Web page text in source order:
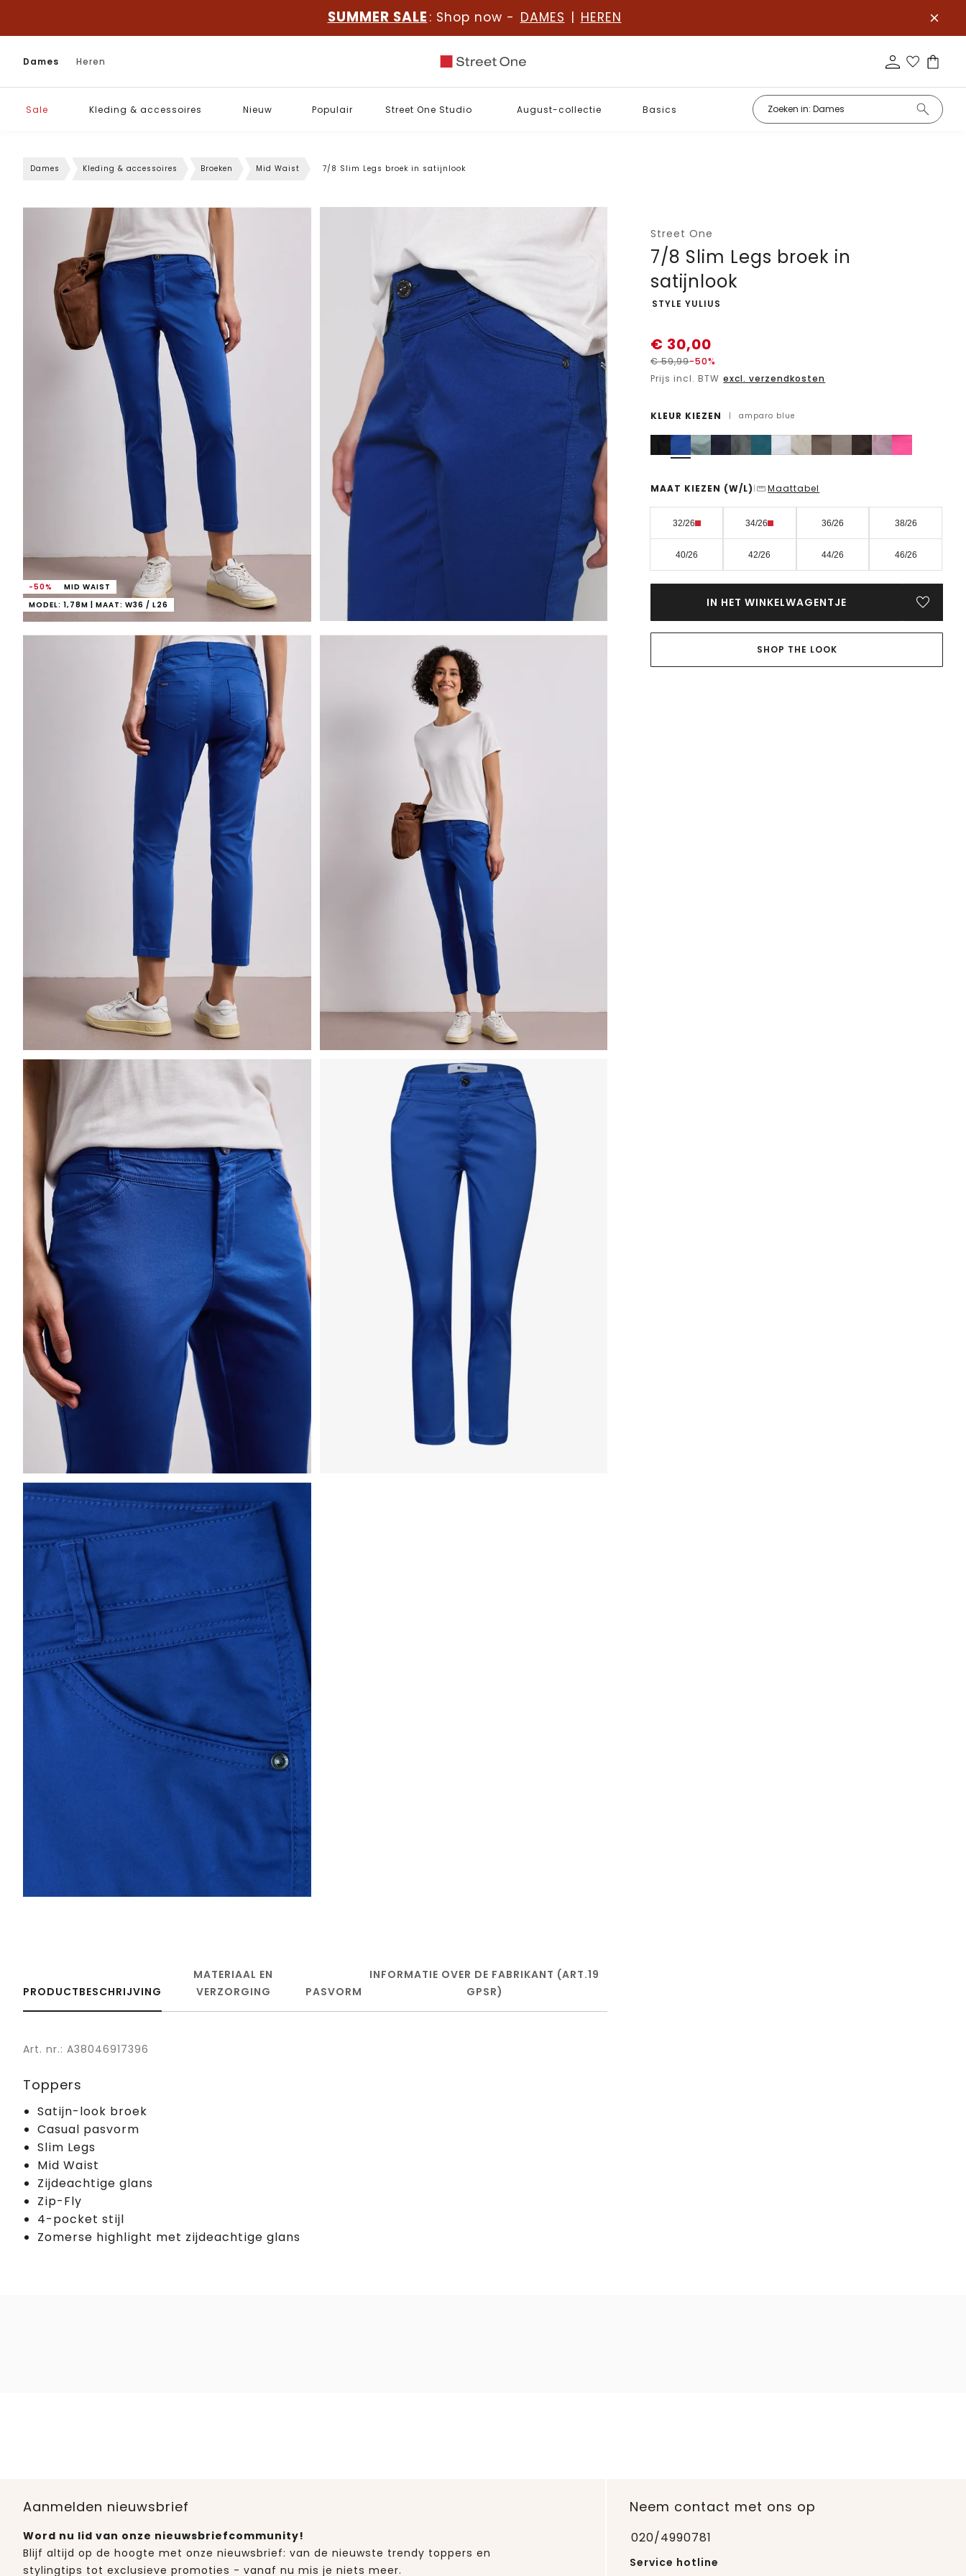
SUMMER SALE : Shop now - DAMES | HEREN
Dames Heren
Sale Kleding & accessoires Nieuw Populair Street One Studio August-collectie Basics
Dames Kleding & accessoires Broeken Mid Waist 7/8 Slim Legs broek in satijnlook
-50%
MID WAIST
MODEL: 1,78M | MAAT: W36 / L26
Street One
7/8 Slim Legs broek in
satijnlook
-
STYLE YULIUS
€ 30,00
€59,99-50%
Prijs incl. BTW excl. verzendkosten
KLEUR KIEZEN | amparo blue
MAAT KIEZEN (W/L) | Maattabel
32/26 34/26 36/26 38/26
40/26 42/26 44/26 46/26
IN HET WINKELWAGENTJE
SHOP THE LOOK
PRODUCTBESCHRIJVING
MATERIAAL EN
VERZORGING
PASVORM
INFORMATIE OVER DE FABRIKANT (ART.19
GPSR)
Art. nr.: A38046917396
Toppers
Satijn-look broek
Casual pasvorm
Slim Legs
Mid Waist
Zijdeachtige glans
Zip-Fly
4-pocket stijl
Zomerse highlight met zijdeachtige glans
Aanmelden nieuwsbrief
Word nu lid van onze nieuwsbriefcommunity!
Blijf altijd op de hoogte met onze nieuwsbrief: van de nieuwste trendy toppers en
stylingtips tot exclusieve promoties - vanaf nu mis je niets meer.
Neem contact met ons op
020/4990781
Service hotline